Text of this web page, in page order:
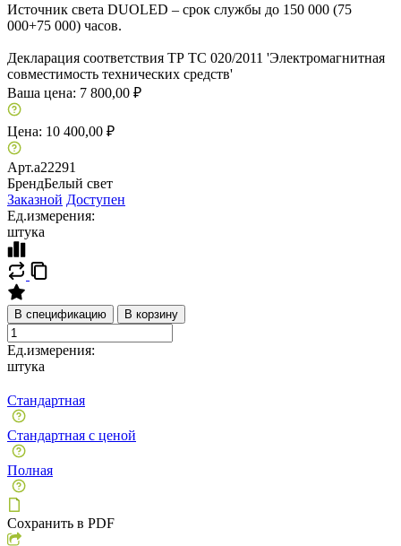
Источник света DUOLED – срок службы до 150 000 (75
000+75 000) часов.
Декларация соответствия ТР ТС 020/2011 'Электромагнитная
совместимость технических средств'
Ваша цена: 7 800,00 ₽
Цена: 10 400,00 ₽
Арт.a22291
БрендБелый свет
Заказной Доступен
Ед.измерения:
штука
В спецификацию В корзину
Ед.измерения:
штука
Стандартная
Стандартная с ценой
Полная
Сохранить в PDF